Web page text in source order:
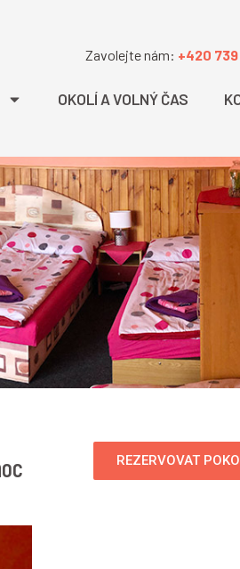
Zavolejte nám: +420
OKOLÍ A VOLNÝ ČAS
REZERVOVAT